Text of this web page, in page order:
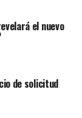
el nuevo
de solicitud